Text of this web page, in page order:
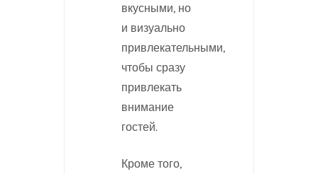
вкусными, но
и визуально
привлекательными,
чтобы сразу
привлекать
внимание
гостей.
Кроме того,